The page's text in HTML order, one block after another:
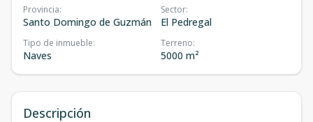
Provincia:
Santo Domingo de Guzmán
Sector:
El Pedregal
Tipo de inmueble:
Naves
Terreno:
5000 m²
Descripción